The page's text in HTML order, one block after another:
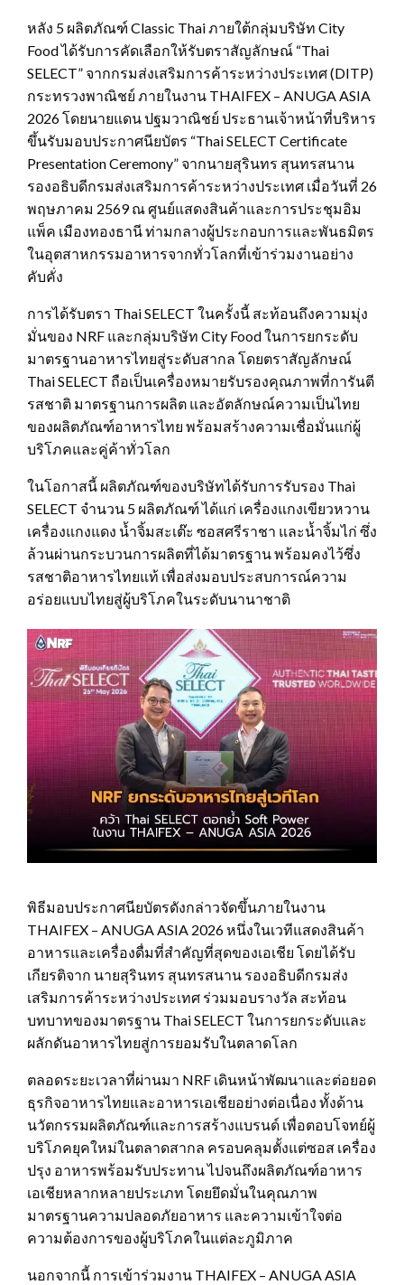
หลัง 5 ผลิตภัณฑ์ Classic Thai ภายใต้กลุ่มบริษัท City
Food ได้รับการคัดเลือกให้รับตราสัญลักษณ์ “Thai
SELECT” จากกรมส่งเสริมการค้าระหว่างประเทศ (DITP)
กระทรวงพาณิชย์ ภายในงาน THAIFEX – ANUGA ASIA
2026 โดยนายแดน ปฐมวาณิชย์ ประธานเจ้าหน้าที่บริหาร
ขึ้นรับมอบประกาศนียบัตร “Thai SELECT Certificate
Presentation Ceremony” จากนายสุรินทร สุนทรสนาน
รองอธิบดีกรมส่งเสริมการค้าระหว่างประเทศ เมื่อวันที่ 26
พฤษภาคม 2569 ณ ศูนย์แสดงสินค้าและการประชุมอิม
แพ็ค เมืองทองธานี ท่ามกลางผู้ประกอบการและพันธมิตร
ในอุตสาหกรรมอาหารจากทั่วโลกที่เข้าร่วมงานอย่าง
คับคั่ง
การได้รับตรา Thai SELECT ในครั้งนี้ สะท้อนถึงความมุ่ง
มั่นของ NRF และกลุ่มบริษัท City Food ในการยกระดับ
มาตรฐานอาหารไทยสู่ระดับสากล โดยตราสัญลักษณ์
Thai SELECT ถือเป็นเครื่องหมายรับรองคุณภาพที่การันตี
รสชาติ มาตรฐานการผลิต และอัตลักษณ์ความเป็นไทย
ของผลิตภัณฑ์อาหารไทย พร้อมสร้างความเชื่อมั่นแก่ผู้
บริโภคและคู่ค้าทั่วโลก
ในโอกาสนี้ ผลิตภัณฑ์ของบริษัทได้รับการรับรอง Thai
SELECT จำนวน 5 ผลิตภัณฑ์ ได้แก่ เครื่องแกงเขียวหวาน
เครื่องแกงแดง น้ำจิ้มสะเต๊ะ ซอสศรีราชา และน้ำจิ้มไก่ ซึ่ง
ล้วนผ่านกระบวนการผลิตที่ได้มาตรฐาน พร้อมคงไว้ซึ่ง
รสชาติอาหารไทยแท้ เพื่อส่งมอบประสบการณ์ความ
อร่อยแบบไทยสู่ผู้บริโภคในระดับนานาชาติ
พิธีมอบประกาศนียบัตรดังกล่าวจัดขึ้นภายในงาน
THAIFEX – ANUGA ASIA 2026 หนึ่งในเวทีแสดงสินค้า
อาหารและเครื่องดื่มที่สำคัญที่สุดของเอเชีย โดยได้รับ
เกียรติจาก นายสุรินทร สุนทรสนาน รองอธิบดีกรมส่ง
เสริมการค้าระหว่างประเทศ ร่วมมอบรางวัล สะท้อน
บทบาทของมาตรฐาน Thai SELECT ในการยกระดับและ
ผลักดันอาหารไทยสู่การยอมรับในตลาดโลก
ตลอดระยะเวลาที่ผ่านมา NRF เดินหน้าพัฒนาและต่อยอด
ธุรกิจอาหารไทยและอาหารเอเชียอย่างต่อเนื่อง ทั้งด้าน
นวัตกรรมผลิตภัณฑ์และการสร้างแบรนด์ เพื่อตอบโจทย์ผู้
บริโภคยุคใหม่ในตลาดสากล ครอบคลุมตั้งแต่ซอส เครื่อง
ปรุง อาหารพร้อมรับประทาน ไปจนถึงผลิตภัณฑ์อาหาร
เอเชียหลากหลายประเภท โดยยึดมั่นในคุณภาพ
มาตรฐานความปลอดภัยอาหาร และความเข้าใจต่อ
ความต้องการของผู้บริโภคในแต่ละภูมิภาค
นอกจากนี้ การเข้าร่วมงาน THAIFEX – ANUGA ASIA